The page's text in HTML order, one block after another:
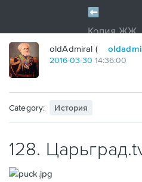
oldAdmiral (
2016-03-30 14:36:00
Category: История
128.